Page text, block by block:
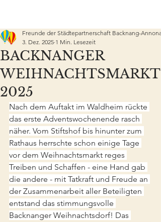
BACKNANGER
WEIHNACHTSMARKT
2025
Freunde der Städtepartnerschaft Backnang-
3. Dez. 2025 1 Min. Lesezeit
Nach dem Auftakt im Waldheim rückte
das erste Adventswochenende rasch
näher. Vom Stiftshof bis hinunter zum
Rathaus herrschte schon einige Tage
vor dem Weihnachtsmarkt reges
Treiben und Schaffen - eine Hand gab
die andere - mit Tatkraft und Freude an
der Zusammenarbeit aller Beteiligten
entstand das stimmungsvolle
Backnanger Weihnachtsdorf! Das